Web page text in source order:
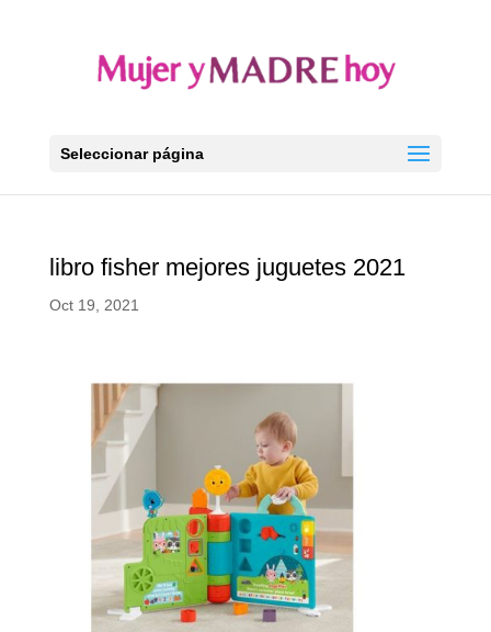
Seleccionar página
libro fisher mejores juguetes 2021
Oct 19, 2021